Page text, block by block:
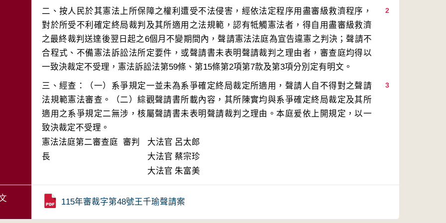
2
二、按人民於其憲法上所保障之權利遭受不法侵害，經依法定程序用盡審級救濟程序，
對於所受不利確定終局裁判及其所適用之法規範，認有牴觸憲法者，得自用盡審級救濟
之最終裁判送達後翌日起之6個月不變期間內，聲請憲法法庭為宣告違憲之判決；聲請不
合程式、不備憲法訴訟法所定要件，或聲請書未表明聲請裁判之理由者，審查庭均得以
3
三、經查：（一）系爭規定一並未為系爭確定終局裁定所適用，聲請人自不得對之聲請
法規範憲法審查。（二）綜觀聲請書所載內容，其所陳實均與系爭確定終局裁定及其所
適用之系爭規定二無涉，核屬聲請書未表明聲請裁判之理由。本庭爰依上開規定，以一
致決裁定不受理。
憲法法庭第二審查庭 審判
長
大法官 呂太郎
大法官 蔡宗珍
大法官 朱富美
115年審裁字第48號王千瑜聲請案